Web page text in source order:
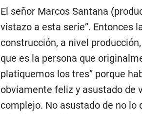
El señor Marcos Santana
vistazo a esta serie”. Entonces
construcción, a nivel
que es la persona que
platiquemos los tres” porque
obviamente feliz y asustado de
complejo. No asustado de no